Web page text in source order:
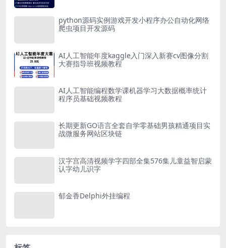
python源码实例游戏开发小程序办公自动化网络
爬虫项目开发源码
AI人工智能年度kaggle入门深入新赛cv图像分割
大赛指导班视频教程
AI人工智能编程数学课机器学习大数据概率统计
程序员基础视频教程
长期更新GO语言全套自学零基础男孩精通项目实
战微服务网站区块链
汉字宫高清视频学字四部全集576集儿童益智启蒙
认字幼儿识字
郁金香Delphi外挂编程